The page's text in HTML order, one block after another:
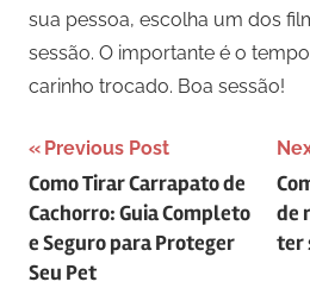
sua pessoa, escolha um dos
sessão. O importante é o
carinho trocado. Boa sessão!
Navegação
de
Post
Previous Post
Como Tirar Carrapato de
Cachorro: Guia Completo
e Seguro para Proteger
Seu Pet
de
ter